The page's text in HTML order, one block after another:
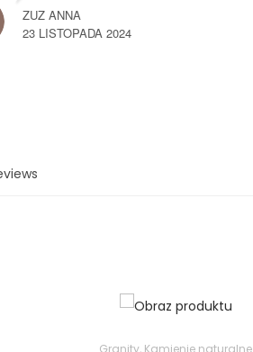
ZUZ ANNA
23 LISTOPADA 2024